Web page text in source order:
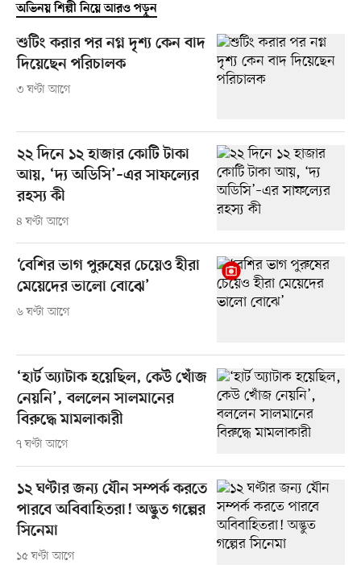
অভিনয় শিল্পী নিয়ে আরও পড়ুন
শুটিং করার পর নগ্ন দৃশ্য কেন বাদ
দিয়েছেন পরিচালক
৩ ঘণ্টা আগে
২২ দিনে ১২ হাজার কোটি টাকা
আয়, ‘দ্য অডিসি’–এর সাফল্যের
রহস্য কী
৪ ঘণ্টা আগে
‘বেশির ভাগ পুরুষের চেয়েও হীরা
মেয়েদের ভালো বোঝে’
৬ ঘণ্টা আগে
‘হার্ট অ্যাটাক হয়েছিল, কেউ খোঁজ
নেয়নি’, বললেন সালমানের
বিরুদ্ধে মামলাকারী
৭ ঘণ্টা আগে
১২ ঘণ্টার জন্য যৌন সম্পর্ক করতে
পারবে অবিবাহিতরা! অদ্ভুত গল্পের
সিনেমা
১৫ ঘণ্টা আগে